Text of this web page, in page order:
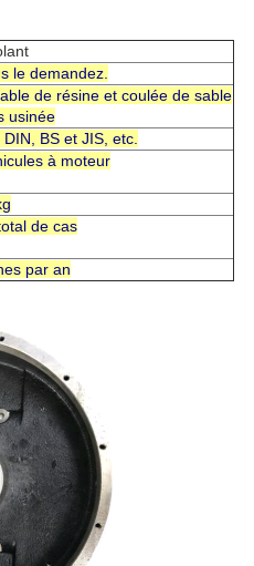
le demandez.
de résine et coulée de sable
usinée
DIN, BS et JIS, etc.
à moteur
de cas
par an